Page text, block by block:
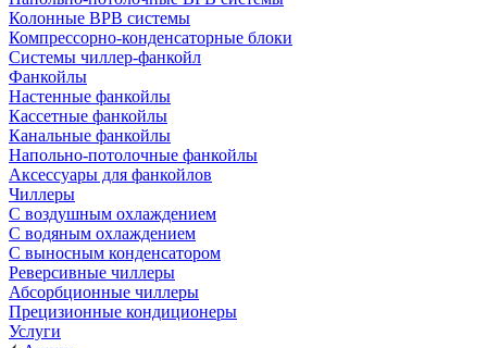
Колонные ВРВ системы
Компрессорно-конденсаторные блоки
Системы чиллер-фанкойл
Фанкойлы
Настенные фанкойлы
Кассетные фанкойлы
Канальные фанкойлы
Напольно-потолочные фанкойлы
Аксессуары для фанкойлов
Чиллеры
С воздушным охлаждением
С водяным охлаждением
С выносным конденсатором
Реверсивные чиллеры
Абсорбционные чиллеры
Прецизионные кондиционеры
Услуги